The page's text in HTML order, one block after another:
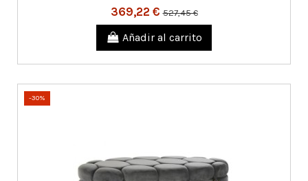
369,22 €527,45 €
Añadir al carrito
-30%